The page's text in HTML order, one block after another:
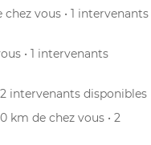
chez vous • 1 intervenants
• 1 intervenants
intervenants disponibles
km de chez vous • 2